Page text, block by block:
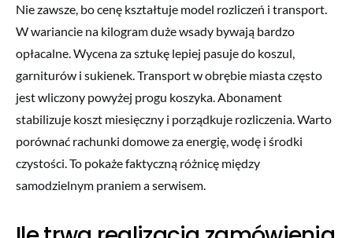
Nie zawsze, bo cenę kształtuje model rozliczeń i transport.
W wariancie na kilogram duże wsady bywają bardzo
opłacalne. Wycena za sztukę lepiej pasuje do koszul,
garniturów i sukienek. Transport w obrębie miasta często
jest wliczony powyżej progu koszyka. Abonament
stabilizuje koszt miesięczny i porządkuje rozliczenia. Warto
porównać rachunki domowe za energię, wodę i środki
czystości. To pokaże faktyczną różnicę między
samodzielnym praniem a serwisem.